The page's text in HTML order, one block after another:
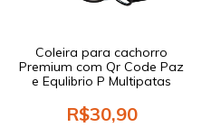
Coleira para cachorro
Premium com Qr Code Paz
e Equlibrio P Multipatas
R$30,90